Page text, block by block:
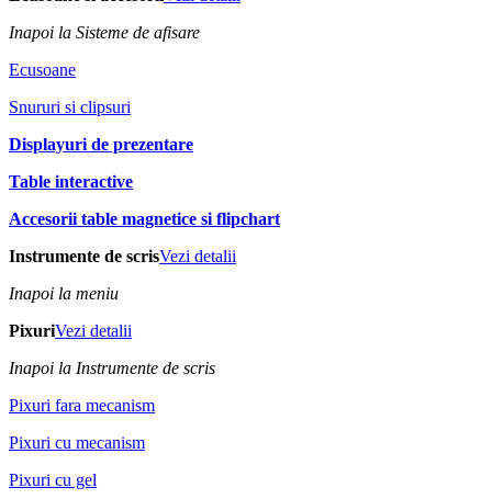
Inapoi la Sisteme de afisare
Ecusoane
Snururi si clipsuri
Displayuri de prezentare
Table interactive
Accesorii table magnetice si flipchart
Instrumente de scrisVezi detalii
Inapoi la meniu
PixuriVezi detalii
Inapoi la Instrumente de scris
Pixuri fara mecanism
Pixuri cu mecanism
Pixuri cu gel